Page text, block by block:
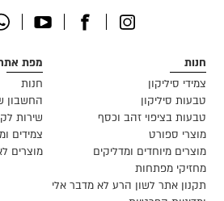
Instagram
Facebook
Youtube
חנות
צמידי סיליקון
טבעות סיליקון
טבעות בציפוי זהב וכסף
מוצרי ספורט
מוצרים מיוחדים ומדליקים
מחזיקי מפתחות
תקנון אתר לשון הרע לא מדבר אלי
מפת
חנות
החשבון
שירות
צמידים
מוצרים